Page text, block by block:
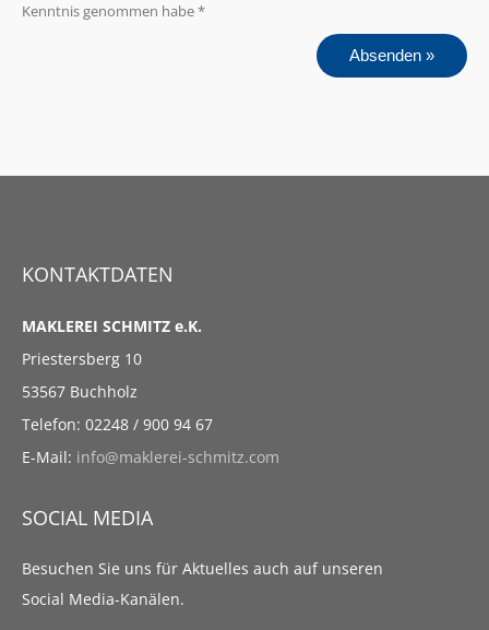
KONTAKTDATEN
MAKLEREI SCHMITZ e.K.
Priestersberg 10
53567 Buchholz
Telefon: 02248 / 900 94 67
E-Mail: info@maklerei-schmitz.com
SOCIAL MEDIA
Besuchen Sie uns für Aktuelles auch auf unseren
Social Media-Kanälen.
Kenntnis genommen habe *
Absenden »